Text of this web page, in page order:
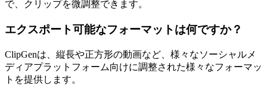
で、クリップを微調整できます。
エクスポート可能なフォーマットは何ですか？
ClipGenは、縦長や正方形の動画など、様々なソーシャルメ
ディアプラットフォーム向けに調整された様々なフォーマッ
トを提供します。